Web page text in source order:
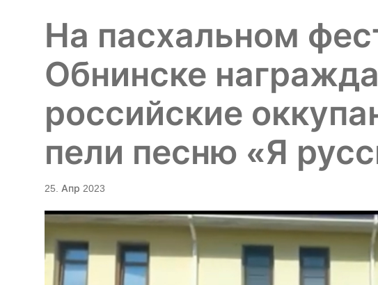
На пасхальном
Обнинске
российские
пели песню «Я
25. Апр 2023